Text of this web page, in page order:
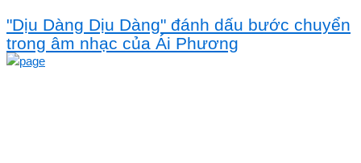
"Dịu Dàng Dịu Dàng" đánh dấu bước chuyển
trong âm nhạc của Ái Phương